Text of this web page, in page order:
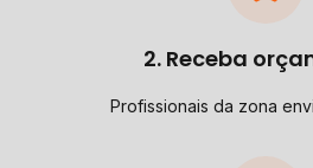
2. Receba
Profissionais da zona